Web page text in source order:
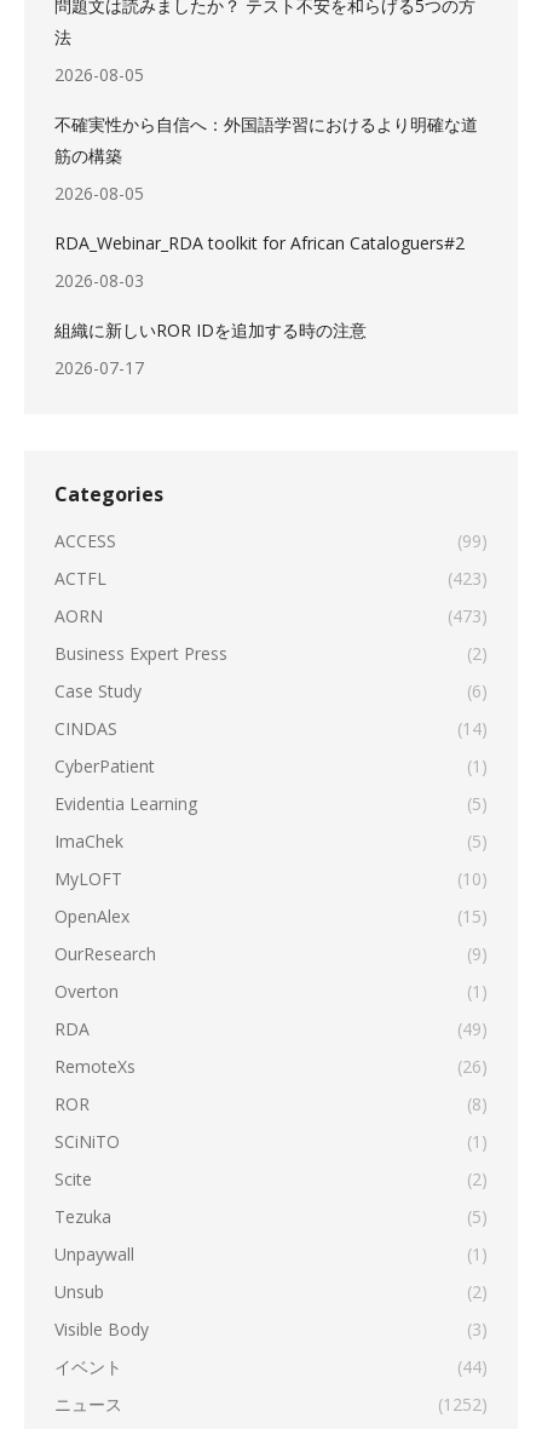
問題文は読みましたか？ テスト不安を和らげる5つの方
法
2026-08-05
不確実性から自信へ：外国語学習におけるより明確な道
筋の構築
2026-08-05
RDA_Webinar_RDA toolkit for African Cataloguers#2
2026-08-03
組織に新しいROR IDを追加する時の注意
2026-07-17
Categories
ACCESS
(99)
ACTFL
(423)
AORN
(473)
Business Expert Press
(2)
Case Study
(6)
CINDAS
(14)
CyberPatient
(1)
Evidentia Learning
(5)
ImaChek
(5)
MyLOFT
(10)
OpenAlex
(15)
OurResearch
(9)
Overton
(1)
RDA
(49)
RemoteXs
(26)
ROR
(8)
SCiNiTO
(1)
Scite
(2)
Tezuka
(5)
Unpaywall
(1)
Unsub
(2)
Visible Body
(3)
イベント
(44)
ニュース
(1252)